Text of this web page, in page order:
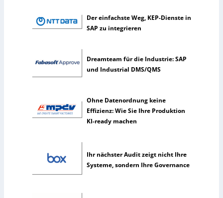
t
l
h
t
e
g
e
n
Der einfachste Weg, KEP-Dienste in
SAP zu integrieren
Dreamteam für die Industrie: SAP
und Industrial DMS/QMS
Ohne Datenordnung keine
Effizienz: Wie Sie Ihre Produktion
KI-ready machen
Ihr nächster Audit zeigt nicht Ihre
Systeme, sondern Ihre Governance